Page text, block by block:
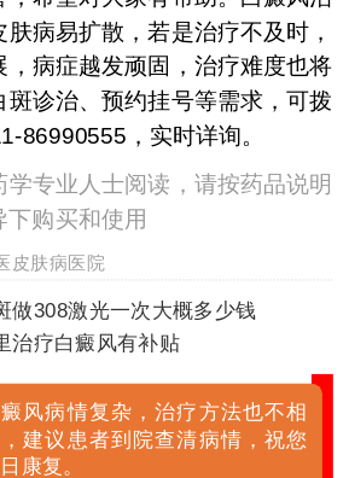
病易扩散，若是治疗不及时，
，病症越发顽固，治疗难度也将
诊治、预约挂号等需求，可拨
86990555，实时详询。
专业人士阅读，请按药品说明
下购买和使用
皮肤病医院
做308激光一次大概多少钱
治疗白癜风有补贴
风病情复杂，治疗方法也不相
建议患者到院查清病情，祝您
康复。